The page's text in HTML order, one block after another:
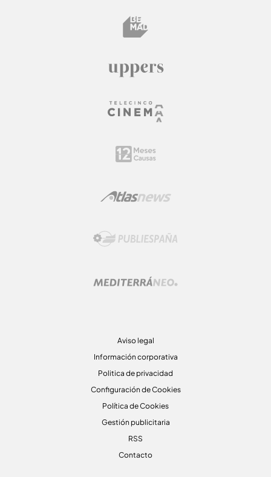
Aviso legal
Información corporativa
Politica de privacidad
Configuración de Cookies
Política de Cookies
Gestión publicitaria
RSS
Contacto